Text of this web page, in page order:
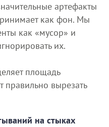
артефакты
как фон. Мы
как «мусор» и
их.
площадь
правильно вырезать
на стыках